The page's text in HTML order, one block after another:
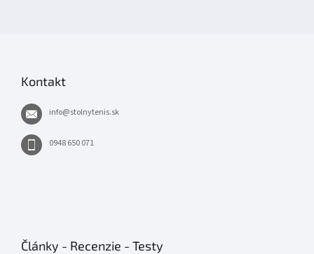
Kontakt
info@stolnytenis.sk
0948 650 071
Články - Recenzie - Testy